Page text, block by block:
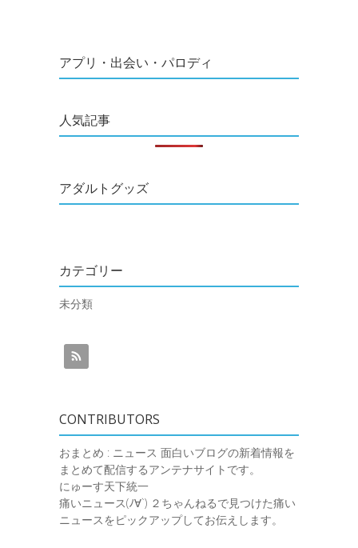
アプリ・出会い・パロディ
人気記事
アダルトグッズ
カテゴリー
未分類
CONTRIBUTORS
おまとめ : ニュース 面白いブログの新着情報を
まとめて配信するアンテナサイトです。
にゅーす天下統一
痛いニュース(ﾉ∀`) ２ちゃんねるで見つけた痛い
ニュースをピックアップしてお伝えします。